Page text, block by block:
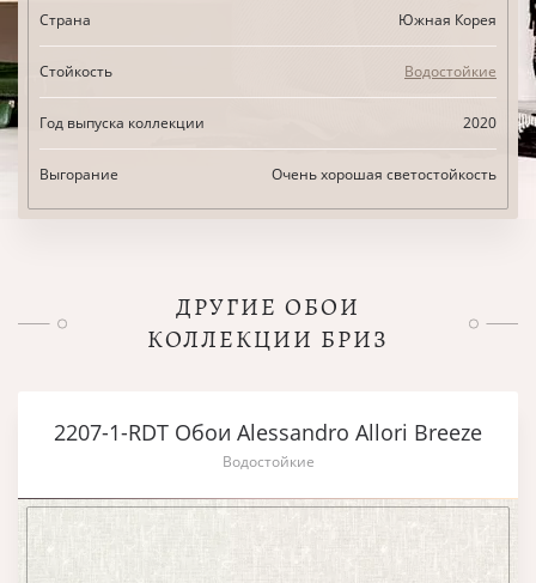
Страна Южная Корея
Стойкость Водостойкие
Год выпуска коллекции 2020
Выгорание Очень хорошая светостойкость
ДРУГИЕ ОБОИ
КОЛЛЕКЦИИ БРИЗ
2207-1-RDT Обои Alessandro Allori Breeze
Водостойкие